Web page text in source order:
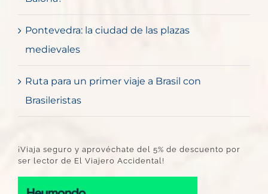
Pontevedra: la ciudad de las plazas
medievales
Ruta para un primer viaje a Brasil con
Brasileristas
¡Viaja seguro y aprovéchate del 5% de descuento por
ser lector de El Viajero Accidental!